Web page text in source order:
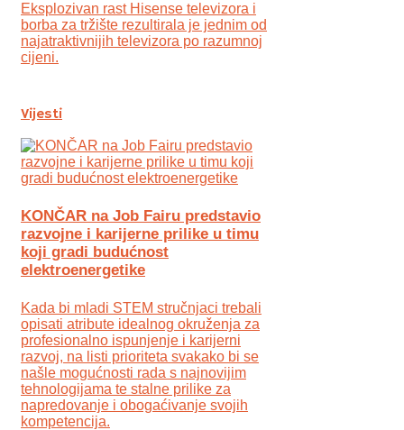
Eksplozivan rast Hisense televizora i
borba za tržište rezultirala je jednim od
najatraktivnijih televizora po razumnoj
cijeni.
Vijesti
KONČAR na Job Fairu predstavio
razvojne i karijerne prilike u timu
koji gradi budućnost
elektroenergetike
Kada bi mladi STEM stručnjaci trebali
opisati atribute idealnog okruženja za
profesionalno ispunjenje i karijerni
razvoj, na listi prioriteta svakako bi se
našle mogućnosti rada s najnovijim
tehnologijama te stalne prilike za
napredovanje i obogaćivanje svojih
kompetencija.